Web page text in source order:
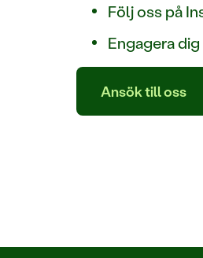
Följ oss på
Engagera
Ansök till oss